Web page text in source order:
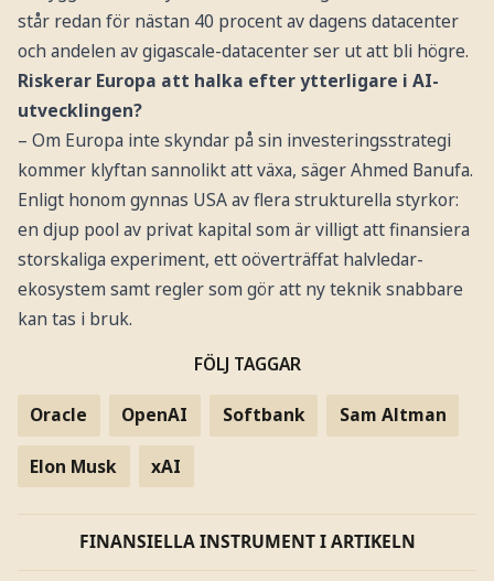
står redan för nästan 40 procent av dagens datacenter
och andelen av gigascale-datacenter ser ut att bli högre.
Riskerar Europa att halka efter ytterligare i AI-
utvecklingen?
– Om Europa inte skyndar på sin investeringsstrategi
kommer klyftan sannolikt att växa, säger Ahmed Banufa.
Enligt honom gynnas USA av flera strukturella styrkor:
en djup pool av privat kapital som är villigt att finansiera
storskaliga experiment, ett oöverträffat halvledar-
ekosystem samt regler som gör att ny teknik snabbare
kan tas i bruk.
FÖLJ TAGGAR
Oracle OpenAI Softbank Sam Altman
Elon Musk xAI
FINANSIELLA INSTRUMENT I ARTIKELN